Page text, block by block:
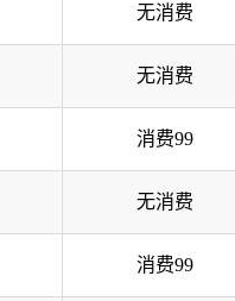
无消费
无消费
消费99
无消费
消费99